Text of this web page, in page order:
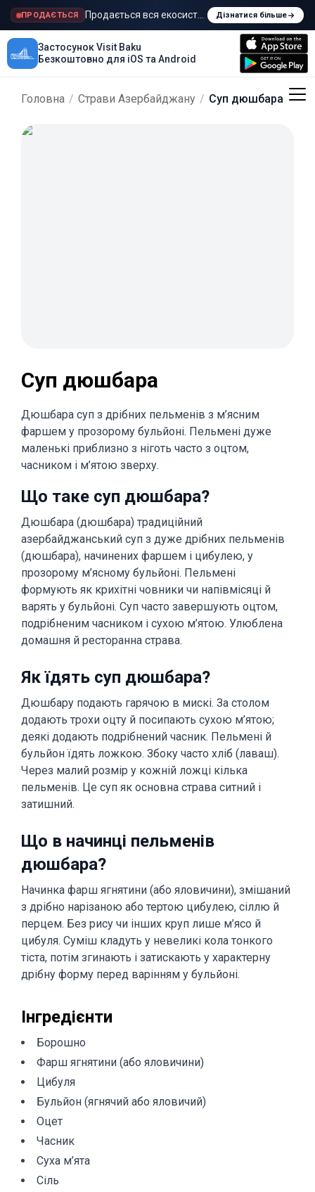
ПРОДАЄТЬСЯ Продається вся екосистема Visit Baku
Дізнатися більше
Застосунок Visit Baku
Безкоштовно для iOS та Android
Головна / Страви Азербайджану / Суп дюшбара
Суп дюшбара
Дюшбара суп з дрібних пельменів з м’ясним
фаршем у прозорому бульйоні. Пельмені дуже
маленькі приблизно з ніготь часто з оцтом,
часником і м’ятою зверху.
Що таке суп дюшбара?
Дюшбара (дюшбара) традиційний
азербайджанський суп з дуже дрібних пельменів
(дюшбара), начинених фаршем і цибулею, у
прозорому м’ясному бульйоні. Пельмені
формують як крихітні човники чи напівмісяці й
варять у бульйоні. Суп часто завершують оцтом,
подрібненим часником і сухою м’ятою. Улюблена
домашня й ресторанна страва.
Як їдять суп дюшбара?
Дюшбару подають гарячою в мискі. За столом
додають трохи оцту й посипають сухою м’ятою;
деякі додають подрібнений часник. Пельмені й
бульйон їдять ложкою. Збоку часто хліб (лаваш).
Через малий розмір у кожній ложці кілька
пельменів. Це суп як основна страва ситний і
затишний.
Що в начинці пельменів
дюшбара?
Начинка фарш ягнятини (або яловичини), змішаний
з дрібно нарізаною або тертою цибулею, сіллю й
перцем. Без рису чи інших круп лише м’ясо й
цибуля. Суміш кладуть у невеликі кола тонкого
тіста, потім згинають і затискають у характерну
дрібну форму перед варінням у бульйоні.
Інгредієнти
Борошно
Фарш ягнятини (або яловичини)
Цибуля
Бульйон (ягнячий або яловичий)
Оцет
Часник
Суха м’ята
Сіль